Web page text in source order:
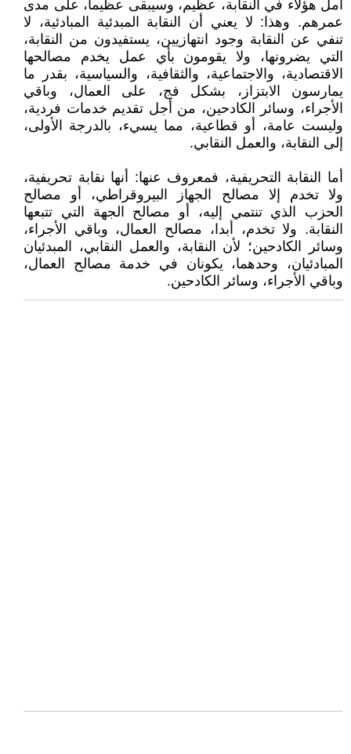
أمل هؤلاء في النقابة، عظيم، وسيبقى عظيما، على مدى
عمرهم. وهذا: لا يعني أن النقابة المبدئية المبادئية، لا
تنفي عن النقابة وجود انتهازيين، يستفيدون من النقابة،
التي يضرونها، ولا يقومون بأي عمل يخدم مصالحها
الاقتصادية، والاجتماعية، والثقافية، والسياسية، بقدر ما
يمارسون الابتزاز، بشكل فج، على العمال، وباقي
الأجراء، وسائر الكادحين، من أجل تقديم خدمات فردية،
وليست عامة، أو قطاعية، مما يسيء، بالدرجة الأولى،
إلى النقابة، والعمل النقابي.
أما النقابة التحريفية، فمعروف عنها: أنها نقابة تحريفية،
ولا تخدم إلا مصالح الجهاز البيروقراطي، أو مصالح
الحزب الذي تنتمي إليه، أو مصالح الجهة التي تتبعها
النقابة. ولا تخدم، أبدا، مصالح العمال، وباقي الأجراء،
وسائر الكادحين؛ لأن النقابة، والعمل النقابي، المبدئيان
المبادئيان، وحدهما، يكونان في خدمة مصالح العمال،
وباقي الأجراء، وسائر الكادحين.